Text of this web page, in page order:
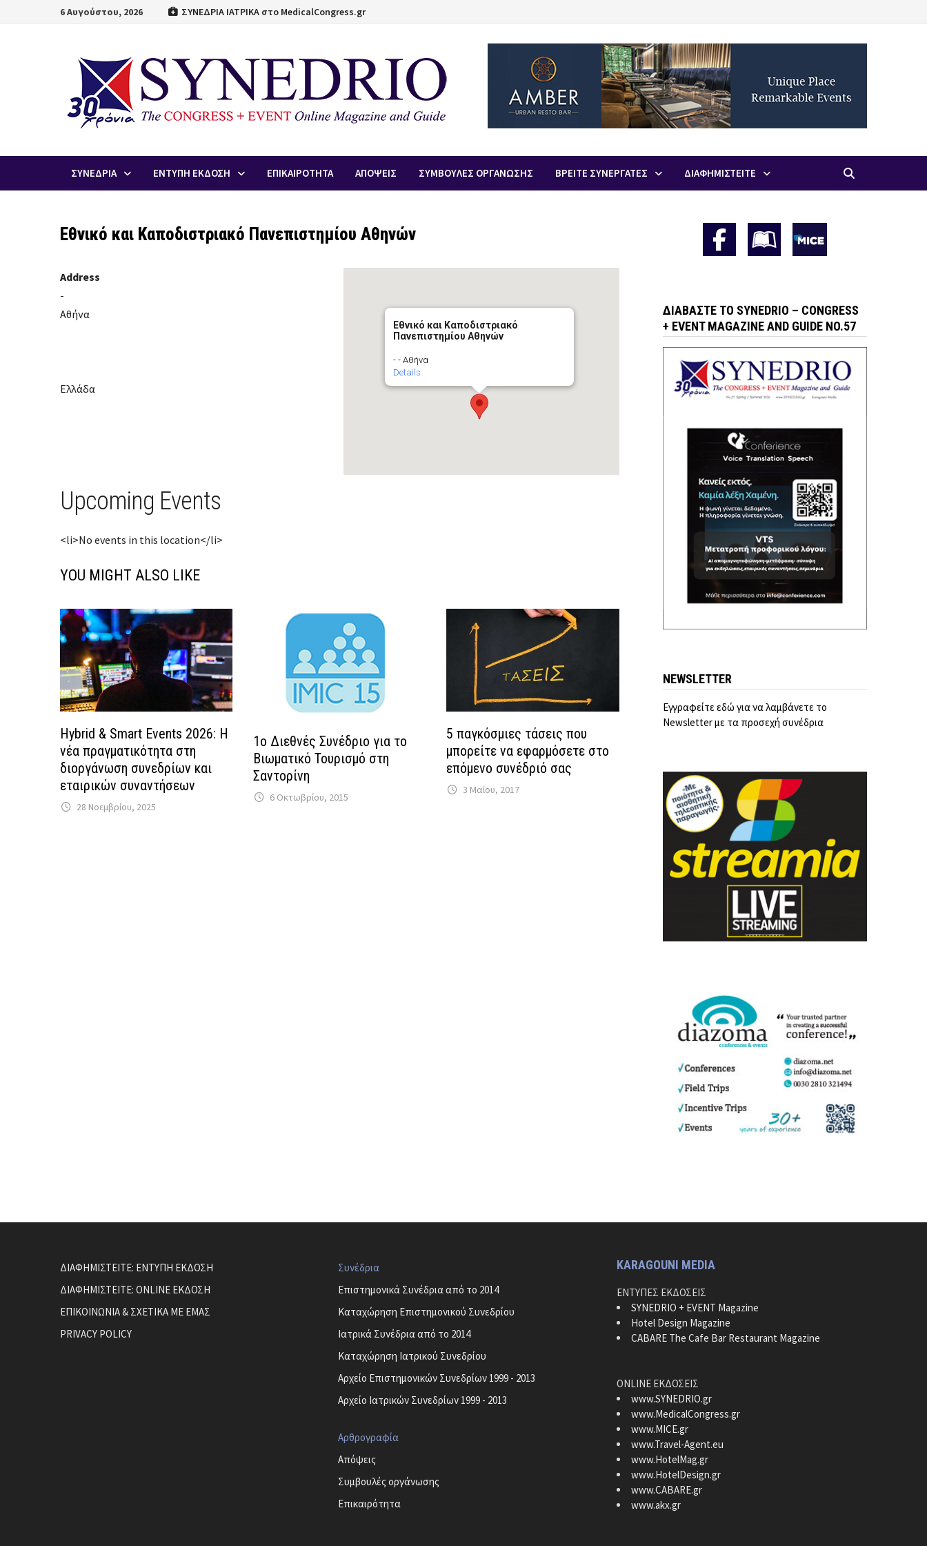
6 Αυγούστου, 2026 ΣΥΝΕΔΡΙΑ ΙΑΤΡΙΚΑ στο MedicalCongress.gr
ΣΥΝΕΔΡΙΑ ΕΝΤΥΠΗ ΕΚΔΟΣΗ ΕΠΙΚΑΙΡΟΤΗΤΑ ΑΠOΨΕΙΣ ΣΥΜΒΟΥΛΕΣ ΟΡΓΑΝΩΣΗΣ ΒΡΕΙΤΕ ΣΥΝΕΡΓΑΤΕΣ ΔΙΑΦΗΜΙΣΤΕΙΤΕ
Εθνικό και Καποδιστριακό Πανεπιστημίου Αθηνών
Εθνικό και Καποδιστριακό
Πανεπιστημίου Αθηνών
- - Αθήνα
Details
Address
-
Αθήνα
Ελλάδα
Upcoming Events
<li>No events in this location</li>
YOU MIGHT ALSO LIKE
Hybrid & Smart Events 2026: Η
νέα πραγματικότητα στη
διοργάνωση συνεδρίων και
εταιρικών συναντήσεων
28 Νοεμβρίου, 2025
1ο Διεθνές Συνέδριο για το
Βιωματικό Τουρισμό στη
Σαντορίνη
6 Οκτωβρίου, 2015
5 παγκόσμιες τάσεις που
μπορείτε να εφαρμόσετε στο
επόμενο συνέδριό σας
3 Μαΐου, 2017
ΔΙΑΒΆΣΤΕ ΤΟ SYNEDRIO – CONGRESS
+ EVENT MAGAZINE AND GUIDE NO.57
NEWSLETTER
Εγγραφείτε εδώ για να λαμβάνετε το
Newsletter με τα προσεχή συνέδρια
ΔΙΑΦΗΜΙΣΤΕΙΤΕ: ΕΝΤΥΠΗ ΕΚΔΟΣΗ
ΔΙΑΦΗΜΙΣΤΕΙΤΕ: ONLINE ΕΚΔΟΣΗ
ΕΠΙΚΟΙΝΩΝΙΑ & ΣΧΕΤΙΚΑ ΜΕ ΕΜΑΣ
PRIVACY POLICY
Συνέδρια
Επιστημονικά Συνέδρια από το 2014
Καταχώρηση Επιστημονικού Συνεδρίου
Ιατρικά Συνέδρια από το 2014
Καταχώρηση Ιατρικού Συνεδρίου
Αρχείο Επιστημονικών Συνεδρίων 1999 - 2013
Αρχείο Ιατρικών Συνεδρίων 1999 - 2013
Αρθρογραφία
Απόψεις
Συμβουλές οργάνωσης
Επικαιρότητα
KARAGOUNI MEDIA
ΕΝΤΥΠΕΣ ΕΚΔΟΣΕΙΣ
SYNEDRIO + EVENT Magazine
Hotel Design Magazine
CABARE The Cafe Bar Restaurant Magazine
ONLINE ΕΚΔΟΣΕΙΣ
www.SYNEDRIO.gr
www.MedicalCongress.gr
www.MICE.gr
www.Travel-Agent.eu
www.HotelMag.gr
www.HotelDesign.gr
www.CABARE.gr
www.akx.gr